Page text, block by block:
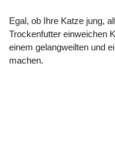
Egal, ob Ihre Katze jung,
Trockenfutter einweichen
einem gelangweilten und
machen.